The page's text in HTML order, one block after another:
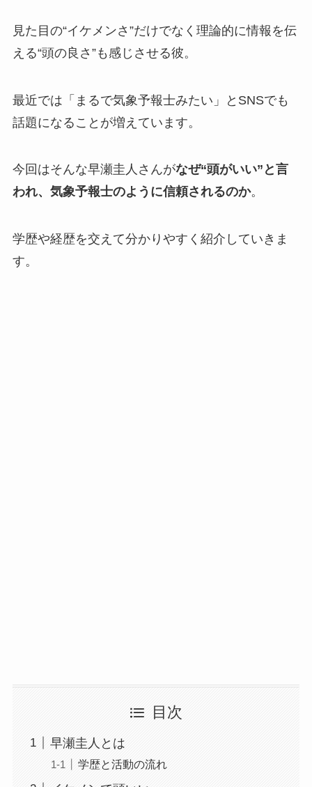
見た目の“イケメンさ”だけでなく理論的に情報を伝
える“頭の良さ”も感じさせる彼。
最近では「まるで気象予報士みたい」とSNSでも
話題になることが増えています。
今回はそんな早瀬圭人さんがなぜ“頭がいい”と言
われ、気象予報士のように信頼されるのか。
学歴や経歴を交えて分かりやすく紹介していきま
す。
目次
早瀬圭人とは
学歴と活動の流れ